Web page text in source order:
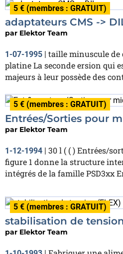
5 € (membres : GRATUIT)
adaptateurs CMS ->
par Elektor Team
1-07-1995
taille minuscule de
platine La seconde ersion qui
majeurs à leur possède des
5 € (membres : GRATUIT)
Entrées/Sorties pour
par Elektor Team
1-12-1994 | 30 l ( ( ) Entrées/
figure 1 donne la structure
intégrés de la famille PSD3xx
5 € (membres : GRATUIT)
stabilisation de tension
par Elektor Team